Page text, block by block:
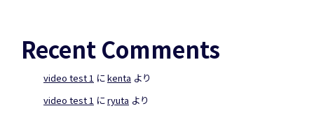
Recent Comments
video test 1 にkenta より
video test 1 にryuta より